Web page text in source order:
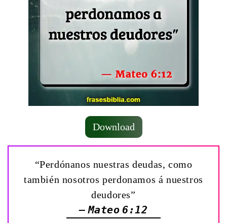
Download
“Perdónanos nuestras deudas, como
también nosotros perdonamos á nuestros
deudores”
— Mateo 6:12